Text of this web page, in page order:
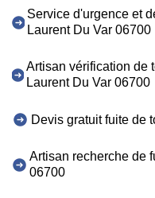
Service d'urgence et
Laurent Du Var 06700
Artisan vérification de
Laurent Du Var 06700
Devis gratuit fuite de
Artisan recherche de
06700